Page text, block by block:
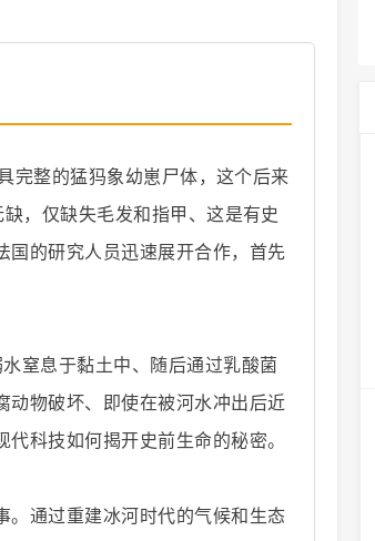
完整的猛犸象幼崽尸体，这个后来
，仅缺失毛发和指甲、这是有史
国的研究人员迅速展开合作，首先
窒息于黏土中、随后通过乳酸菌
动物破坏、即使在被河水冲出后近
科技如何揭开史前生命的秘密。
。通过重建冰河时代的气候和生态